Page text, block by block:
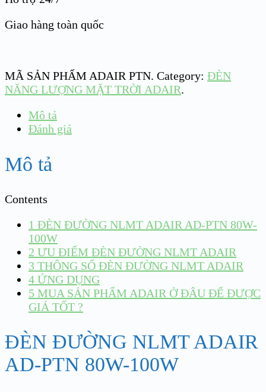
Giao hàng toàn quốc
MÃ SẢN PHẨMADAIR PTN. Category: ĐÈN
NĂNG LƯỢNG MẶT TRỜI ADAIR.
Mô tả
Đánh giá
Mô tả
Contents
1 ĐÈN ĐƯỜNG NLMT ADAIR AD-PTN 80W-
100W
2 ƯU ĐIỂM ĐÈN ĐƯỜNG NLMT ADAIR
3 THÔNG SỐ ĐÈN ĐƯỜNG NLMT ADAIR
4 ỨNG DỤNG
5 MUA SẢN PHẨM ADAIR Ở ĐÂU ĐỂ ĐƯỢC
GIÁ TỐT ?
ĐÈN ĐƯỜNG NLMT ADAIR
AD-PTN 80W-100W